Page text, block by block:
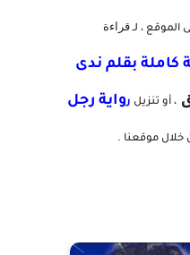
الموقع ، لـقراءة
كاملة بقلم ندى
، أو تنزيل رواية رجل
خلال موقعنا .